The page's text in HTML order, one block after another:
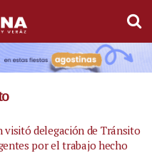
visitó delegación de Tránsito
por el trabajo hecho